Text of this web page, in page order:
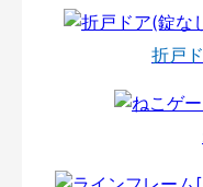
折戸